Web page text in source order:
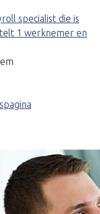
specialist die is
1 werknemer en